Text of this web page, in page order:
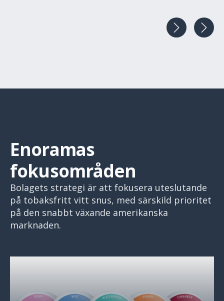
Enoramas
fokusområden
Bolagets strategi är att fokusera uteslutande
på tobaksfritt vitt snus, med särskild prioritet
på den snabbt växande amerikanska
marknaden.